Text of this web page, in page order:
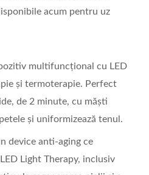
acum pentru uz
multifuncțional cu LED
și termoterapie. Perfect
de 2 minute, cu măști
și uniformizează tenul.
device anti-aging ce
Light Therapy, inclusiv